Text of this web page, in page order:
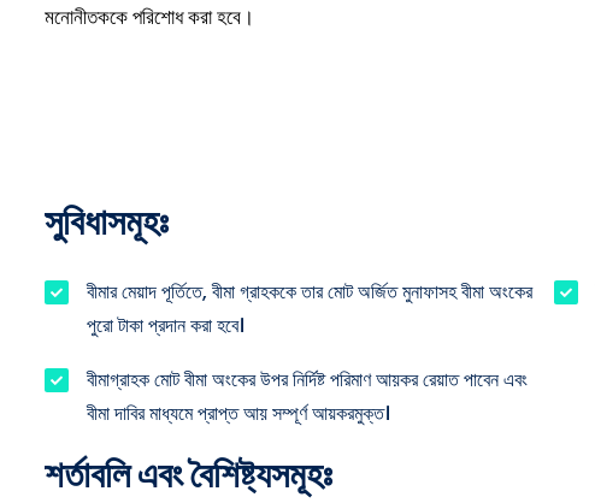
মনোনীতককে পরিশোধ করা হবে।
সুবিধাসমূহঃ
বীমার মেয়াদ পূর্তিতে, বীমা গ্রাহককে তার মোট অর্জিত মুনাফাসহ বীমা অংকের
পুরো টাকা প্রদান করা হবে।
বীমাগ্রাহক মোট বীমা অংকের উপর নির্দিষ্ট পরিমাণ আয়কর রেয়াত পাবেন এবং
বীমা দাবির মাধ্যমে প্রাপ্ত আয় সম্পূর্ণ আয়করমুক্ত।
শর্তাবলি এবং বৈশিষ্ট্যসমূহঃ